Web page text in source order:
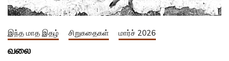
இந்த மாத இதழ் சிறுகதைகள் மார்ச் 2026
வலை